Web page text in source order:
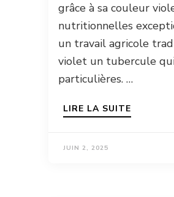
grâce à sa couleur
nutritionnelles
un travail agricole
violet un tubercule
particulières. …
LIRE LA SUITE
JUIN 2, 2025